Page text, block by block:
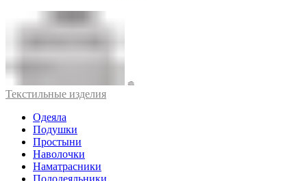
Текстильные изделия
Одеяла
Подушки
Простыни
Наволочки
Наматрасники
Пододеяльники